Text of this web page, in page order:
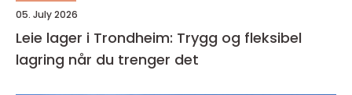
05. July 2026
Leie lager i Trondheim: Trygg og fleksibel
lagring når du trenger det